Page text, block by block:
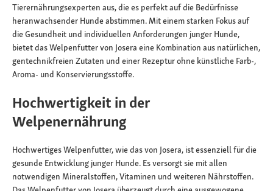
Tierernährungsexperten aus, die es perfekt auf die Bedürfnisse
heranwachsender Hunde abstimmen. Mit einem starken Fokus auf
die Gesundheit und individuellen Anforderungen junger Hunde,
bietet das Welpenfutter von Josera eine Kombination aus natürlichen,
gentechnikfreien Zutaten und einer Rezeptur ohne künstliche Farb-,
Aroma- und Konservierungsstoffe.
Hochwertigkeit in der
Welpenernährung
Hochwertiges Welpenfutter, wie das von Josera, ist essenziell für die
gesunde Entwicklung junger Hunde. Es versorgt sie mit allen
notwendigen Mineralstoffen, Vitaminen und weiteren Nährstoffen.